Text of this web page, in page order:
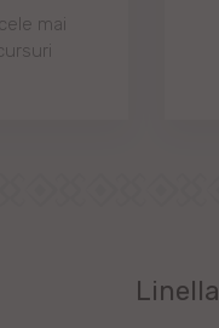
mai
Linella